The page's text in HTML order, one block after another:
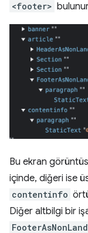
<footer>
Bu ekran
içinde, diğeri ise
contentinfo
Diğer altbilgi bir